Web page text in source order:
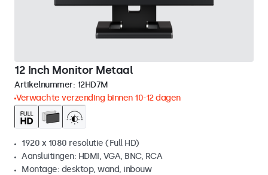
12 Inch Monitor Metaal
Artikelnummer: 12HD7M
Verwachte verzending binnen 10-12 dagen
1920 x 1080 resolutie (Full HD)
Aansluitingen: HDMI, VGA, BNC, RCA
Montage: desktop, wand, inbouw